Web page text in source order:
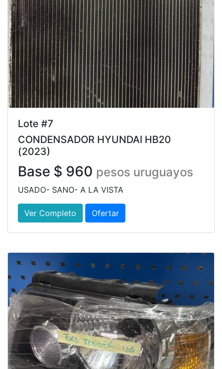
Lote #7
CONDENSADOR HYUNDAI HB20
(2023)
Base $ 960 pesos uruguayos
USADO- SANO- A LA VISTA
Ver Completo Ofertar